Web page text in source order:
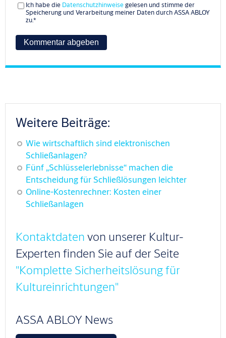
Ich habe die Datenschutzhinweisegelesen und stimme der
Speicherung und Verarbeitung meiner Daten durch ASSA ABLOY
zu.*
Weitere Beiträge:
Wie wirtschaftlich sind elektronischen
Schließanlagen?
Fünf „Schlüsselerlebnisse“ machen die
Entscheidung für Schließlösungen leichter
Online-Kostenrechner: Kosten einer
Schließanlagen
Kontaktdaten von unserer Kultur-
Experten finden Sie auf der Seite
"Komplette Sicherheitslösung für
Kultureinrichtungen"
ASSA ABLOY News